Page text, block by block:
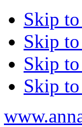
Skip
Skip
Skip
Skip